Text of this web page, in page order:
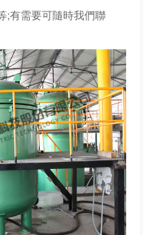
;有需要可隨時我們聯